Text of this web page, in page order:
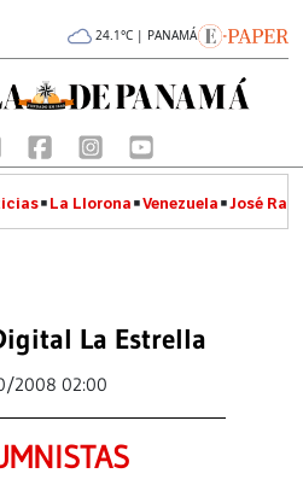
24.1°C | PANAMÁ
La Llorona Venezuela José
La Estrella
2008 02:00